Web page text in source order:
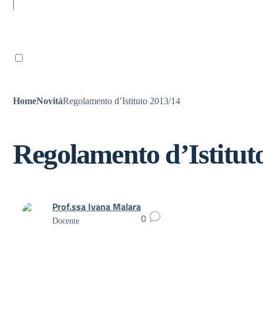
HomeNovitàRegolamento d’Istituto 2013/14
Regolamento
Prof.ssa Ivana Malara
Docente 0